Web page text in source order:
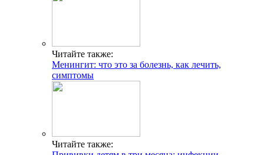
Читайте также:
Менингит: что это за болезнь, как лечить,
симптомы
Читайте также: